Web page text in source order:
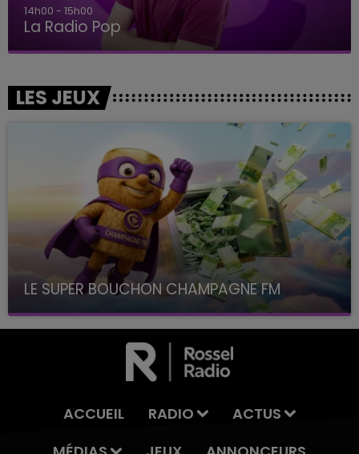
15h00 - 19h00
Le Club Champagne FM
LES JEUX
LE SUPER BOUCHON CHAMPAGNE FM
avec La Famille Champagne FM, à 8H10
ACCUEIL RADIO
ACTUS